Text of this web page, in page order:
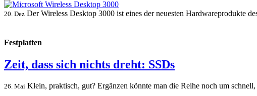
20. Dez Der Wireless Desktop 3000 ist eines der neuesten Hardwareprodukte
Festplatten
Zeit, dass sich nichts dreht: SSDs
26. Mai Klein, praktisch, gut? Ergänzen könnte man die Reihe noch um